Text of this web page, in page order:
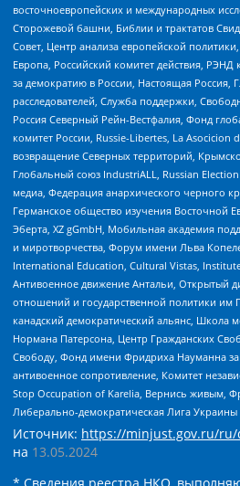
восточноевропейских и международных
Сторожевой башни, Библии и трактатов
Совет, Центр анализа европейской
Европа, Российский комитет действия,
за демократию в России, Настоящая Россия,
расследователей, Служба поддержки,
Россия Северный Рейн-Вестфалия, Фонд
комитет России, Russie-Libertes, La Asocicion
возвращение Северных территорий,
Глобальный союз IndustriALL, Russian
медиа, Федерация анархического черного
Германское общество изучения Восточной
Эберта, XZ gGmbH, Мобильная академия
и миротворчества, Форум имени Льва
International Education, Cultural Vistas,
Антивоенное движение Антальи, Открытый
отношений и государственной политики им
канадский демократический альянс,
Нормана Патерсона, Центр Гражданских
Свободу, Фонд имени Фридриха Науманна
антивоенное сопротивление, Комитет
Stop Occupation of Karelia, Вернись живым,
Либерально-демократическая Лига Украины
Источник: https://minjust.gov.ru/ru/
на 13.05.2024